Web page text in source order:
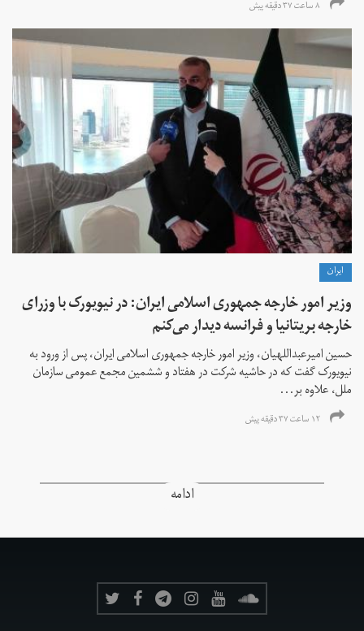
۸ ساعت ۳۷ دقیقه پیش
ايران
وزیر امور خارجه جمهوری اسلامی ایران: در نیویورک با وزرای
خارجه بریتانیا و فرانسه دیدار می‌کنم
حسین امیرعبداللهیان، وزیر امور خارجه جمهوری اسلامی ایران، پس از ورود به
نیویورک گفت که در حاشیه شرکت در هفتاد و ششمین مجمع عمومی سازمان
ملل، علاوه بر...
۱۲ ساعت ۳۷ دقیقه پیش
ادامه